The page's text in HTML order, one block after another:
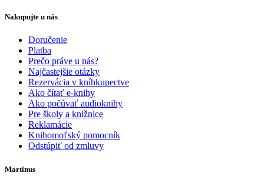
Nakupujte u nás
Doručenie
Platba
Prečo práve u nás?
Najčastejšie otázky
Rezervácia v kníhkupectve
Ako čítať e-knihy
Ako počúvať audioknihy
Pre školy a knižnice
Reklamácie
Knihomoľský pomocník
Odstúpiť od zmluvy
Martinus